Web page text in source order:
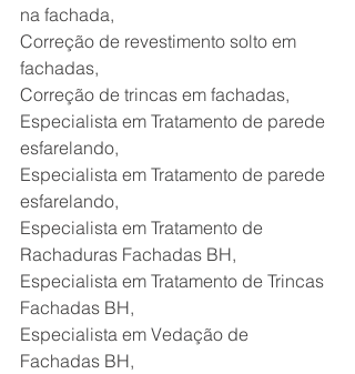
na fachada,
Correção de revestimento solto em
fachadas,
Correção de trincas em fachadas,
Especialista em Tratamento de parede
esfarelando,
Especialista em Tratamento de parede
esfarelando,
Especialista em Tratamento de
Rachaduras Fachadas BH,
Especialista em Tratamento de Trincas
Fachadas BH,
Especialista em Vedação de
Fachadas BH,